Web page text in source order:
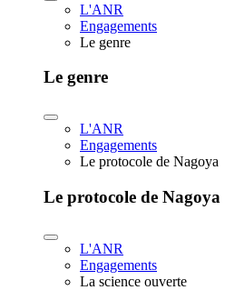
L'ANR
Engagements
Le genre
Le genre
L'ANR
Engagements
Le protocole de Nagoya
Le protocole de Nagoya
L'ANR
Engagements
La science ouverte